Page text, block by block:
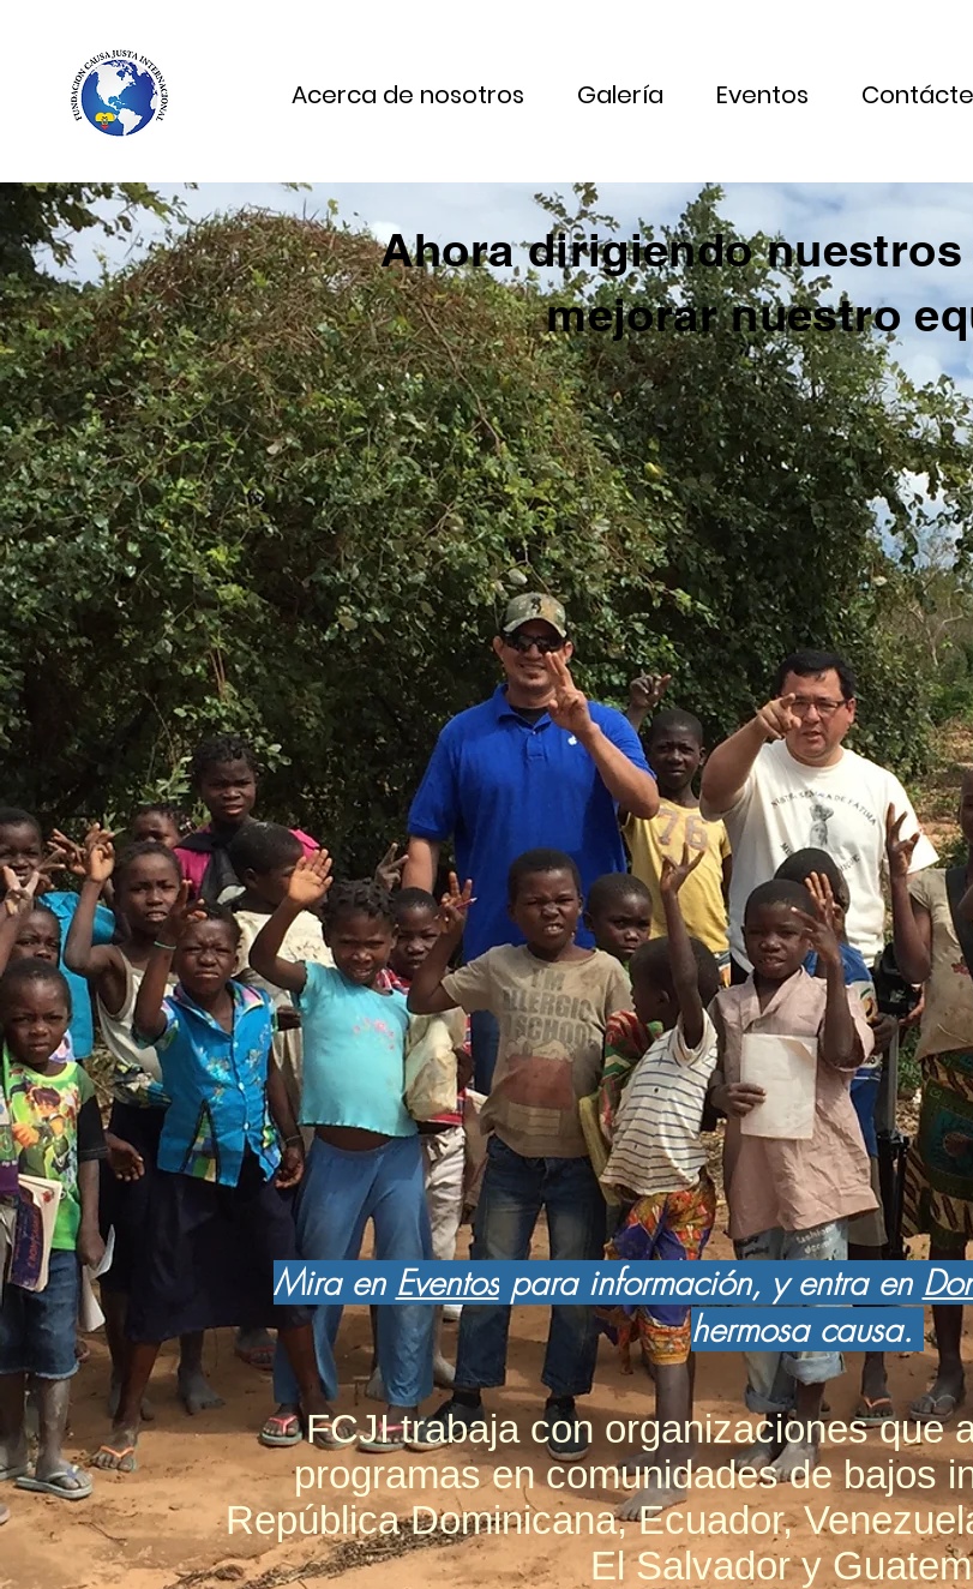
Acerca de nosotros Galería Eventos
Ahora dirigiendo nuestros
mejorar nuestro
Mira en Eventospara información, y entra en
hermosa causa.
FCJI trabaja con organizaciones que
programas en comunidades de bajos
República Dominicana, Ecuador,
El Salvador y